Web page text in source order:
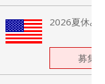
2026夏休み
募集